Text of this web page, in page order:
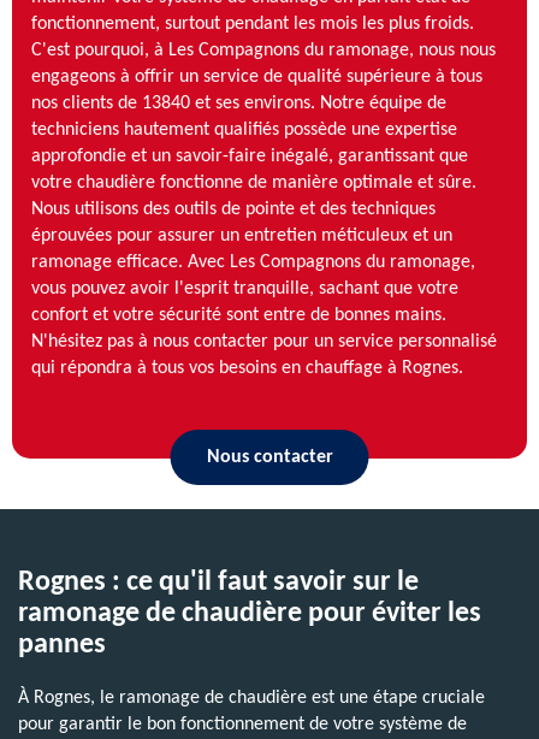
fonctionnement, surtout pendant les mois les plus froids.
C'est pourquoi, à Les Compagnons du ramonage, nous nous
engageons à offrir un service de qualité supérieure à tous
nos clients de 13840 et ses environs. Notre équipe de
techniciens hautement qualifiés possède une expertise
approfondie et un savoir-faire inégalé, garantissant que
votre chaudière fonctionne de manière optimale et sûre.
Nous utilisons des outils de pointe et des techniques
éprouvées pour assurer un entretien méticuleux et un
ramonage efficace. Avec Les Compagnons du ramonage,
vous pouvez avoir l'esprit tranquille, sachant que votre
confort et votre sécurité sont entre de bonnes mains.
N'hésitez pas à nous contacter pour un service personnalisé
qui répondra à tous vos besoins en chauffage à Rognes.
Nous contacter
Rognes : ce qu'il faut savoir sur le
ramonage de chaudière pour éviter les
pannes
À Rognes, le ramonage de chaudière est une étape cruciale
pour garantir le bon fonctionnement de votre système de